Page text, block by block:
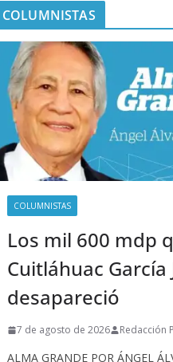
COLUMNISTAS
COLUMNISTAS
Los mil 600 mdp
Cuitláhuac García
desapareció
7 de agosto de 2026 Redacción
ALMA GRANDE POR ÁNGEL